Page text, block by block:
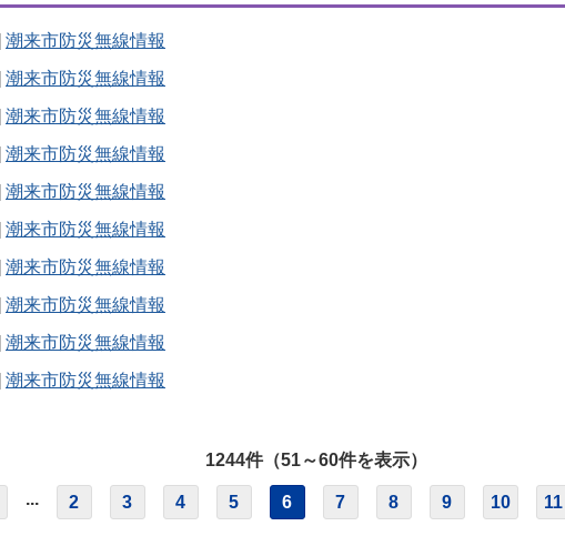
潮来市防災無線情報
潮来市防災無線情報
潮来市防災無線情報
潮来市防災無線情報
潮来市防災無線情報
潮来市防災無線情報
潮来市防災無線情報
潮来市防災無線情報
潮来市防災無線情報
潮来市防災無線情報
1244件（51～60件を表示）
... 2 3 4 5 6 7 8 9 10 11